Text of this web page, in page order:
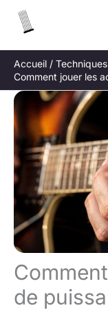
Accueil
Comment jouer les
de
h
r
c
h
e
r